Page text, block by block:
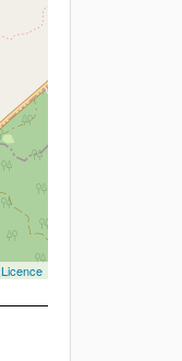
Licence